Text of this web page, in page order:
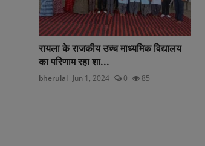
रायला के राजकीय उच्च माध्यमिक विद्यालय
का परिणाम रहा शा...
bherulal Jun 1, 2024 0 85